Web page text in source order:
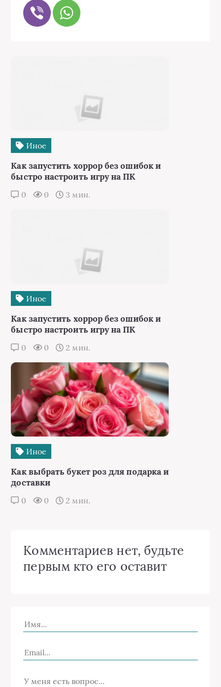
Иное
Как запустить хоррор без ошибок и
быстро настроить игру на ПК
0 0 3 мин.
Иное
Как запустить хоррор без ошибок и
быстро настроить игру на ПК
0 0 2 мин.
Иное
Как выбрать букет роз для подарка и
доставки
0 0 2 мин.
Комментариев нет, будьте
первым кто его оставит